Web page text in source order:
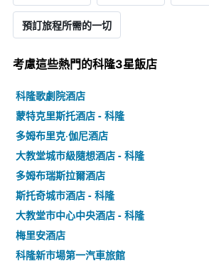
預訂旅程所需的一切
考慮這些熱門的科隆3星​飯店
科隆歌劇院酒店
蒙特克里斯托酒店 - 科隆
多姆布里克·伽尼酒店
大教堂城市級隨想酒店 - 科隆
多姆布瑞斯拉爾酒店
斯托奇城市酒店 - 科隆
大教堂市中心中央酒店 - 科隆
梅里安酒店
科隆新市場第一汽車旅館